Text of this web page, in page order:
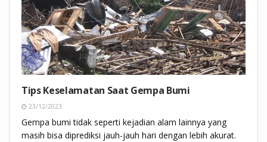
Tips Keselamatan Saat Gempa Bumi
23/12/2023
Gempa bumi tidak seperti kejadian alam lainnya yang
masih bisa diprediksi jauh-jauh hari dengan lebih akurat.